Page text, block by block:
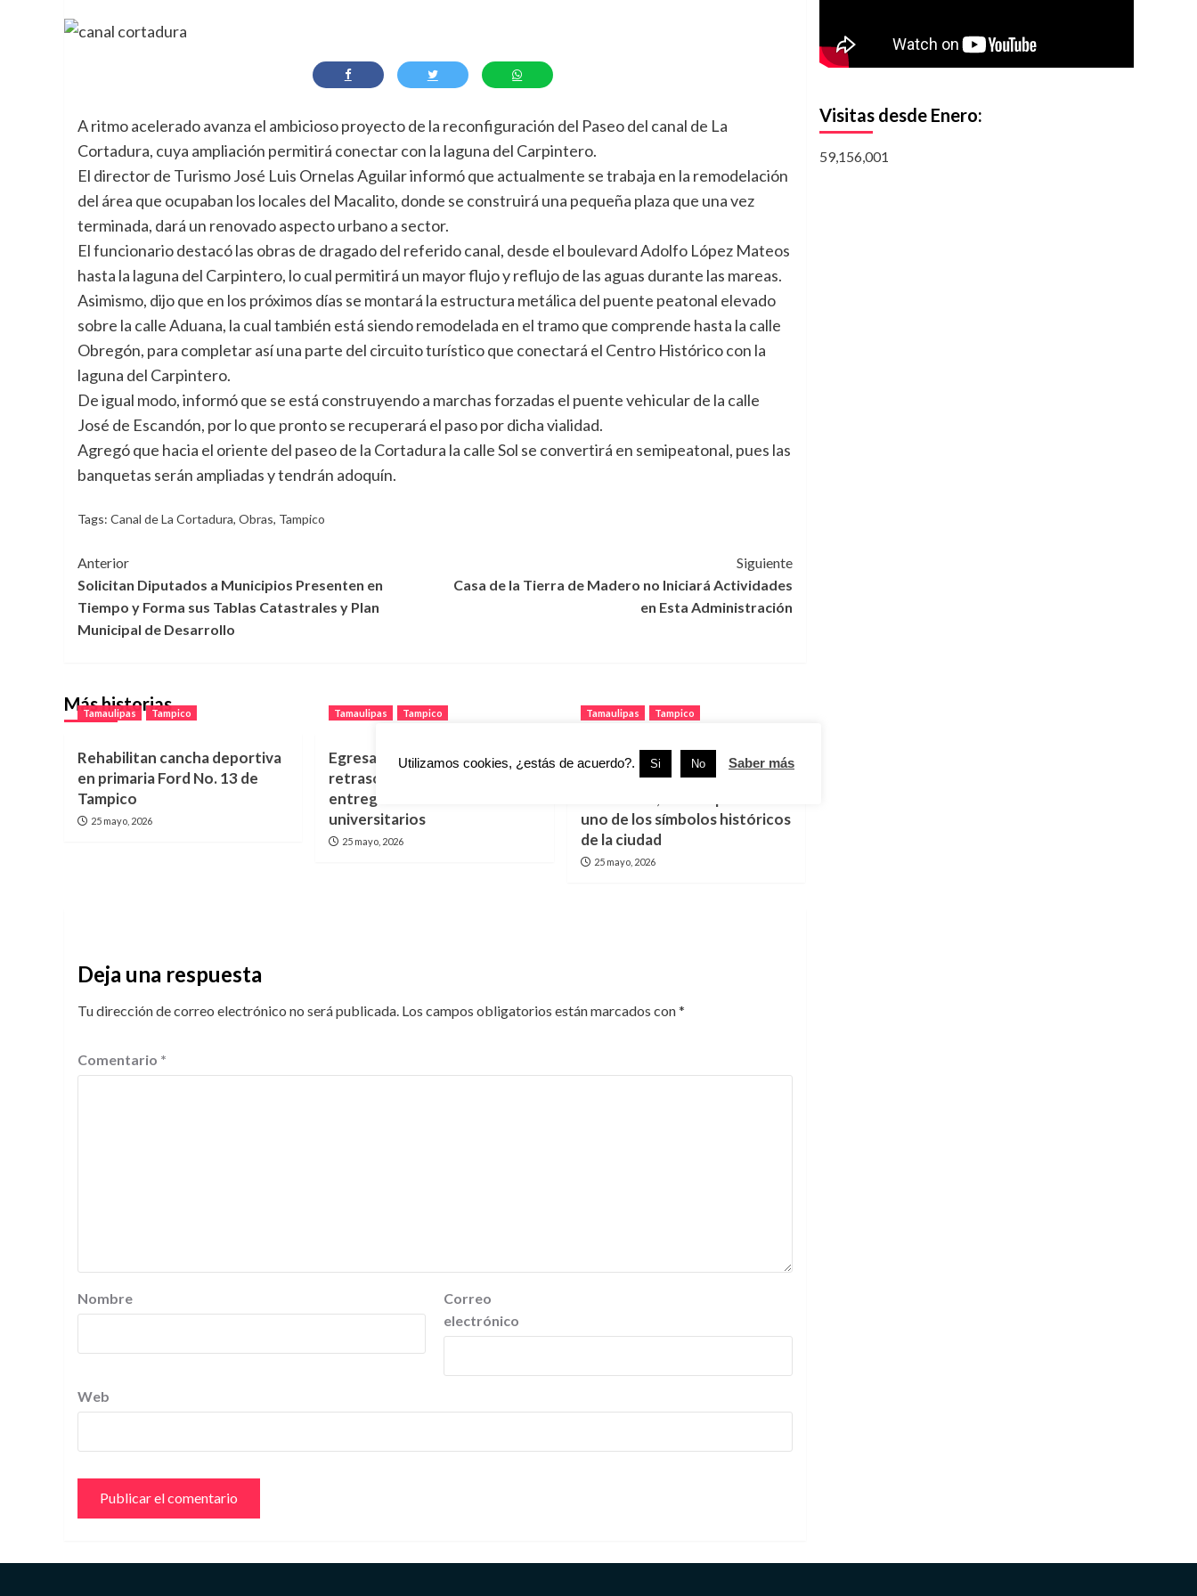
A ritmo acelerado avanza el ambicioso proyecto de la reconfiguración del Paseo del canal de La
Cortadura, cuya ampliación permitirá conectar con la laguna del Carpintero.
El director de Turismo José Luis Ornelas Aguilar informó que actualmente se trabaja en la remodelación
del área que ocupaban los locales del Macalito, donde se construirá una pequeña plaza que una vez
terminada, dará un renovado aspecto urbano a sector.
El funcionario destacó las obras de dragado del referido canal, desde el boulevard Adolfo López Mateos
hasta la laguna del Carpintero, lo cual permitirá un mayor flujo y reflujo de las aguas durante las mareas.
Asimismo, dijo que en los próximos días se montará la estructura metálica del puente peatonal elevado
sobre la calle Aduana, la cual también está siendo remodelada en el tramo que comprende hasta la calle
Obregón, para completar así una parte del circuito turístico que conectará el Centro Histórico con la
laguna del Carpintero.
De igual modo, informó que se está construyendo a marchas forzadas el puente vehicular de la calle
José de Escandón, por lo que pronto se recuperará el paso por dicha vialidad.
Agregó que hacia el oriente del paseo de la Cortadura la calle Sol se convertirá en semipeatonal, pues las
banquetas serán ampliadas y tendrán adoquín.
Tags: Canal de La Cortadura, Obras, Tampico
Navegación
de
entradas
Anterior
Solicitan Diputados a Municipios Presenten en
Tiempo y Forma sus Tablas Catastrales y Plan
Municipal de Desarrollo
Siguiente
Casa de la Tierra de Madero no Iniciará Actividades
en Esta Administración
Más historias
Tamaulipas Tampico
Rehabilitan cancha deportiva
en primaria Ford No. 13 de
Tampico
25 mayo, 2026
Tamaulipas Tampico
Egresados protestan por
retraso de más de dos años en
entrega de títulos
universitarios
25 mayo, 2026
Tamaulipas Tampico
Gobierno de Tampico
interviene en restauración de
uno de los símbolos históricos
de la ciudad
25 mayo, 2026
Deja una respuesta
Tu dirección de correo electrónico no será publicada. Los campos obligatorios están marcados con*
Comentario *
Nombre
Correo
electrónico
Web
Visitas desde Enero:
59,156,001
Utilizamos cookies, ¿estás de acuerdo?. Si No Saber más